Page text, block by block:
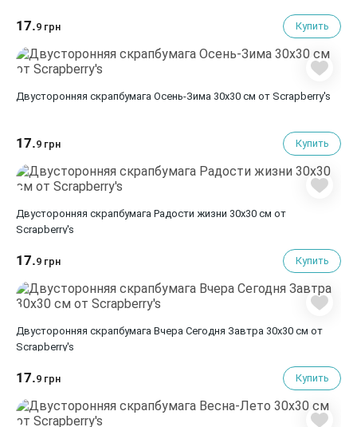
17.9 грн Купить
Двусторонняя скрапбумага Осень-Зима 30х30 см от Scrapberry's
17.9 грн Купить
Двусторонняя скрапбумага Радости жизни 30х30 см от
Scrapberry's
17.9 грн Купить
Двусторонняя скрапбумага Вчера Сегодня Завтра 30х30 см от
Scrapberry's
17.9 грн Купить